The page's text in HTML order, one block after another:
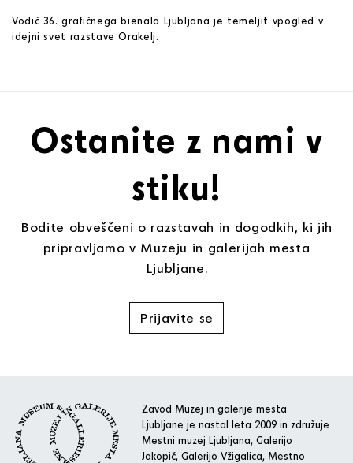
Vodič 36. grafičnega bienala Ljubljana je temeljit vpogled v
idejni svet razstave Orakelj.
Ostanite z nami v
stiku!
Bodite obveščeni o razstavah in dogodkih, ki jih
pripravljamo v Muzeju in galerijah mesta
Ljubljane.
Prijavite se
Zavod Muzej in galerije mesta
Ljubljane je nastal leta 2009 in združuje
Mestni muzej Ljubljana, Galerijo
Jakopič, Galerijo Vžigalica, Mestno